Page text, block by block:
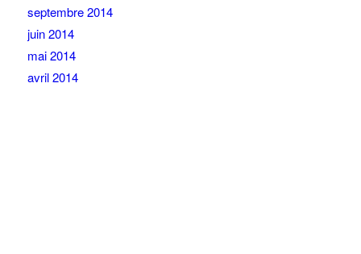
septembre 2014
juin 2014
mai 2014
avril 2014